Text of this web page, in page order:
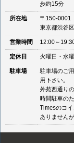
歩約15分
所在地
〒150-0001
東京都渋谷
営業時間 12:00～
定休日 火曜日・水
駐車場
駐車場のご
用下さい。
外苑西通り
時間駐車の
Timesのコ
ありません